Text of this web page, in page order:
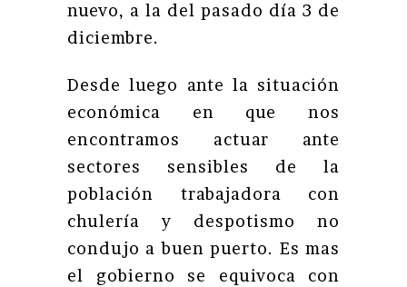
nuevo, a la del pasado día 3 de
diciembre.
Desde luego ante la situación
económica en que nos
encontramos actuar ante
sectores sensibles de la
población trabajadora con
chulería y despotismo no
condujo a buen puerto. Es mas
el gobierno se equivoca con